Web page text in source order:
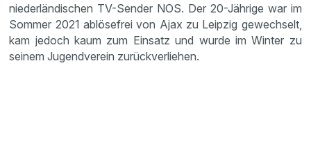
niederländischen TV-Sender NOS. Der 20-Jährige war im
Sommer 2021 ablösefrei von Ajax zu Leipzig gewechselt,
kam jedoch kaum zum Einsatz und wurde im Winter zu
seinem Jugendverein zurückverliehen.